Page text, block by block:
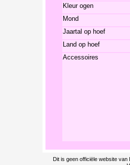
Kleur ogen
Mond
Jaartal op hoef
Land op hoef
Accessoires
Dit is geen officiële website